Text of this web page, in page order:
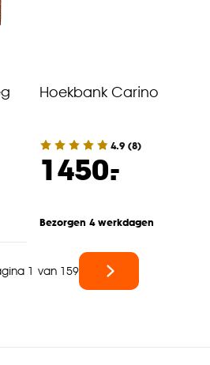
Hoekbank Carino
4.9 (8)
1450.
-
Bezorgen 4 werkdagen
1 van 159